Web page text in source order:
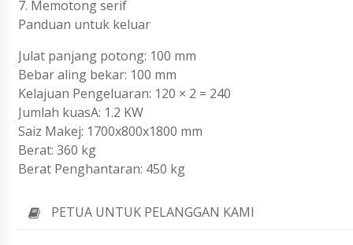
7. Memotong serif
Panduan untuk keluar
Julat panjang potong: 100 mm
Bebar aling bekar: 100 mm
Kelajuan Pengeluaran: 120 × 2 = 240
Jumlah kuasA: 1.2 KW
Saiz Makej: 1700x800x1800 mm
Berat: 360 kg
Berat Penghantaran: 450 kg
PETUA UNTUK PELANGGAN KAMI